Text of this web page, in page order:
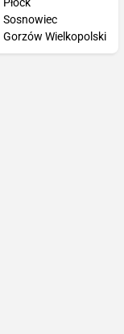
Sosnowiec
Gorzów Wielkopolski